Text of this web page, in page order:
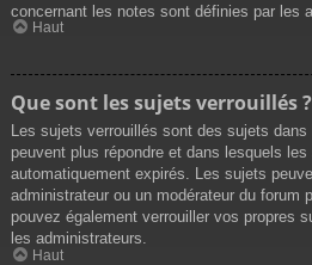
concernant les notes sont définies par les
Haut
Que sont les sujets verrouillés ?
Les sujets verrouillés sont des sujets
peuvent plus répondre et dans lesquels
automatiquement expirés. Les sujets
administrateur ou un modérateur du forum
pouvez également verrouiller vos propres
les administrateurs.
Haut